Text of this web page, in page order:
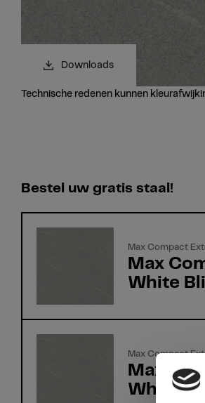
Downloads
Technische redenen kunnen
Bestel uw gratis staal!
Max Compact
Max
White
Max Compact
Max
White